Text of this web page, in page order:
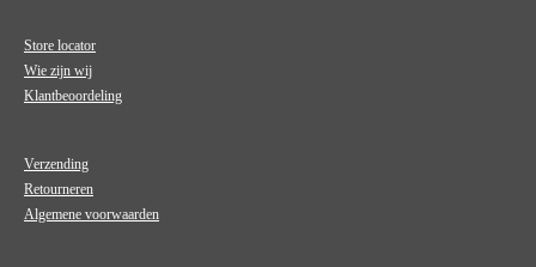
Store locator
Wie zijn wij
Klantbeoordeling
Verzending
Retourneren
Algemene voorwaarden